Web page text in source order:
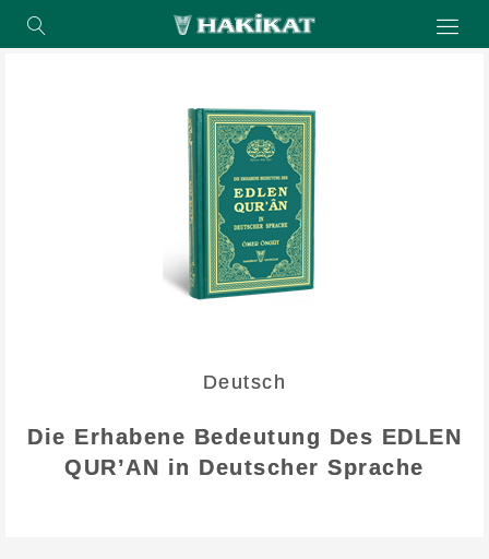
Deutsch
Die Erhabene Bedeutung Des EDLEN
QUR’AN in Deutscher Sprache